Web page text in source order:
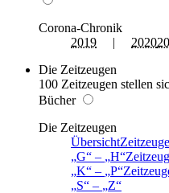
Corona-Chronik
2019 | 2020
Die Zeitzeugen
100 Zeitzeugen stellen
Bücher
Die Zeitzeugen
Übersicht
G
– H
K
– P
S
–
Z